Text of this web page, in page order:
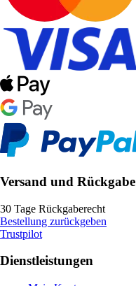
Versand und Rückgabe
30 Tage Rückgaberecht
Bestellung zurückgeben
Trustpilot
Dienstleistungen